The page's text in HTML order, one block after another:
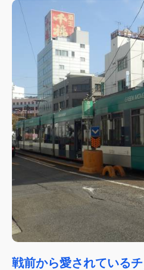
戦前から愛されている